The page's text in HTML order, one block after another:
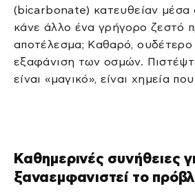
(bicarbonate) κατευθείαν μέσα
κάνε άλλο ένα γρήγορο ζεστό
αποτέλεσμα; Καθαρό, ουδέτερο
εξαφάνιση των οσμών.
είναι «μαγικό», είναι χημεία
Καθημερινές συνήθειες
ξαναεμφανιστεί το